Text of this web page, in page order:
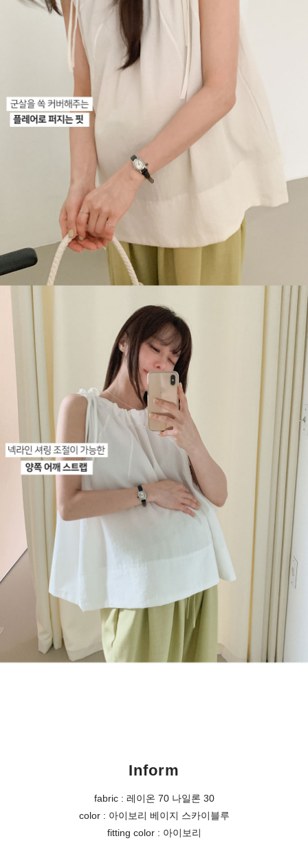
Inform
fabric : 레이온 70 나일론 30
color : 아이보리 베이지 스카이블루
fitting color : 아이보리